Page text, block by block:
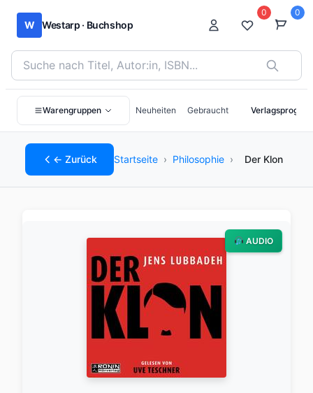
W Westarp · Buchshop
Bücher suchen nach Titel, Autor:in oder ISBN
0 0
Warengruppen Neuheiten Gebraucht
← Zurück Startseite › Philosophie › Der Klon
AUDIO